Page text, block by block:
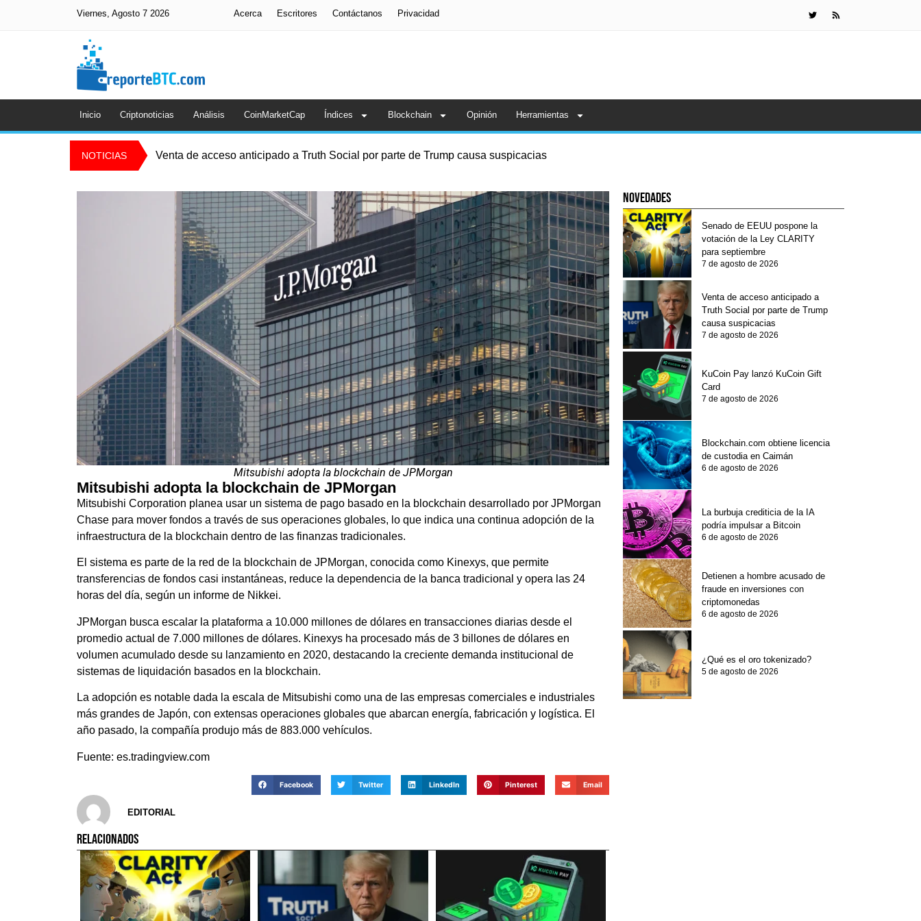
Viernes, Agosto 7 2026 Acerca Escritores Contáctanos Privacidad
Inicio Criptonoticias Análisis CoinMarketCap Índices Blockchain Opinión Herramientas
NOTICIAS Venta de acceso anticipado a Truth Social por parte de Trump causa suspicacias
Mitsubishi adopta la blockchain de JPMorgan
Mitsubishi adopta la blockchain de JPMorgan
Mitsubishi Corporation planea usar un sistema de pago basado en la blockchain desarrollado por JPMorgan
Chase para mover fondos a través de sus operaciones globales, lo que indica una continua adopción de la
infraestructura de la blockchain dentro de las finanzas tradicionales.
El sistema es parte de la red de la blockchain de JPMorgan, conocida como Kinexys, que permite
transferencias de fondos casi instantáneas, reduce la dependencia de la banca tradicional y opera las 24
horas del día, según un informe de Nikkei.
JPMorgan busca escalar la plataforma a 10.000 millones de dólares en transacciones diarias desde el
promedio actual de 7.000 millones de dólares. Kinexys ha procesado más de 3 billones de dólares en
volumen acumulado desde su lanzamiento en 2020, destacando la creciente demanda institucional de
sistemas de liquidación basados en la blockchain.
La adopción es notable dada la escala de Mitsubishi como una de las empresas comerciales e industriales
más grandes de Japón, con extensas operaciones globales que abarcan energía, fabricación y logística. El
año pasado, la compañía produjo más de 883.000 vehículos.
Fuente: es.tradingview.com
Facebook Twitter LinkedIn Pinterest Email
EDITORIAL
RELACIONADOS
novedades
Senado de EEUU pospone la
votación de la Ley CLARITY
para septiembre
7 de agosto de 2026
Venta de acceso anticipado a
Truth Social por parte de Trump
causa suspicacias
7 de agosto de 2026
KuCoin Pay lanzó KuCoin Gift
Card
7 de agosto de 2026
Blockchain.com obtiene licencia
de custodia en Caimán
6 de agosto de 2026
La burbuja crediticia de la IA
podría impulsar a Bitcoin
6 de agosto de 2026
Detienen a hombre acusado de
fraude en inversiones con
criptomonedas
6 de agosto de 2026
¿Qué es el oro tokenizado?
5 de agosto de 2026